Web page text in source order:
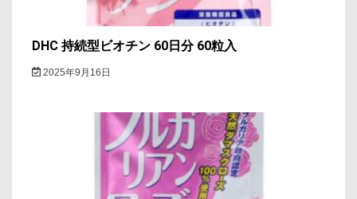
DHC 持続型ビオチン 60日分 60粒入
2025年9月16日